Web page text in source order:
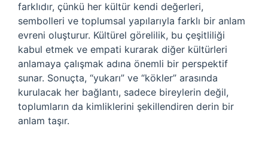
farklıdır, çünkü her kültür kendi değerleri,
sembolleri ve toplumsal yapılarıyla farklı bir anlam
evreni oluşturur. Kültürel görelilik, bu çeşitliliği
kabul etmek ve empati kurarak diğer kültürleri
anlamaya çalışmak adına önemli bir perspektif
sunar. Sonuçta, “yukarı” ve “kökler” arasında
kurulacak her bağlantı, sadece bireylerin değil,
toplumların da kimliklerini şekillendiren derin bir
anlam taşır.